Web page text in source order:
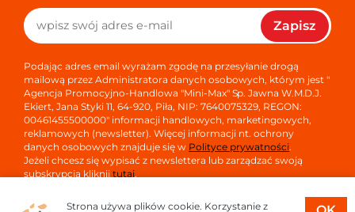
Zapisz
Podając adres email wyrażam zgodę na przesyłanie drogą
mailową przez Administratora danych osobowych, którym jest "
Agencja Promocyjno-Handlowa "Mini-Max" Sp. Jawna W.M.D.J.
Ekiert, Jana Styki 11, 64-920, Piła, NIP: 7640075329, REGON:
00461455500000" informacji handlowych, marketingowych,
reklamowych (newsletter). Więcej informacji nt. ochrony
danych osobowych znajduje się w Polityce prywatności.
Jeżeli chcesz się wypisać z newslettera lub zarządzać swoją
subskrypcją kliknijtutaj.
Strona używa plików cookie. Korzystanie z